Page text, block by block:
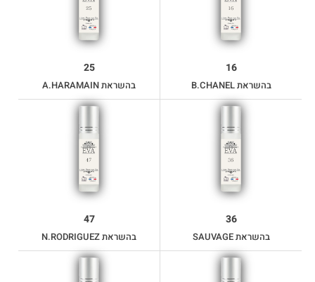
16
בהשראת B.CHANEL
25
בהשראת A.HARAMAIN
36
בהשראת SAUVAGE
47
בהשראת N.RODRIGUEZ